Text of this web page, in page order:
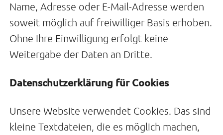
Name, Adresse oder E-Mail-Adresse werden
soweit möglich auf freiwilliger Basis erhoben.
Ohne Ihre Einwilligung erfolgt keine
Weitergabe der Daten an Dritte.
Datenschutzerklärung für Cookies
Unsere Website verwendet Cookies. Das sind
kleine Textdateien, die es möglich machen,